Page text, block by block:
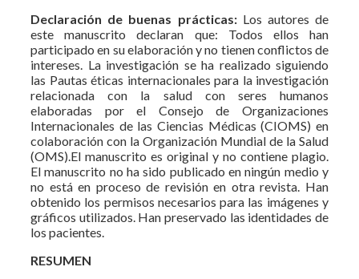
Declaración de buenas prácticas: Los autores de
este manuscrito declaran que: Todos ellos han
participado en su elaboración y no tienen conflictos de
intereses. La investigación se ha realizado siguiendo
las Pautas éticas internacionales para la investigación
relacionada con la salud con seres humanos
elaboradas por el Consejo de Organizaciones
Internacionales de las Ciencias Médicas (CIOMS) en
colaboración con la Organización Mundial de la Salud
(OMS).El manuscrito es original y no contiene plagio.
El manuscrito no ha sido publicado en ningún medio y
no está en proceso de revisión en otra revista. Han
obtenido los permisos necesarios para las imágenes y
gráficos utilizados. Han preservado las identidades de
los pacientes.
RESUMEN